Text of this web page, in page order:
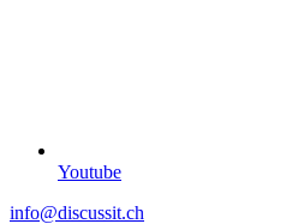
Youtube
info@discussit.ch